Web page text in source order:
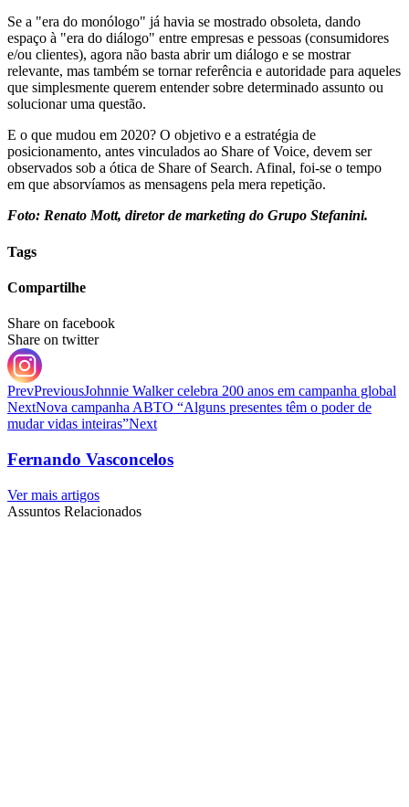
Se a "era do monólogo" já havia se mostrado obsoleta, dando
espaço à "era do diálogo" entre empresas e pessoas (consumidores
e/ou clientes), agora não basta abrir um diálogo e se mostrar
relevante, mas também se tornar referência e autoridade para aqueles
que simplesmente querem entender sobre determinado assunto ou
solucionar uma questão.
E o que mudou em 2020? O objetivo e a estratégia de
posicionamento, antes vinculados ao Share of Voice, devem ser
observados sob a ótica de Share of Search. Afinal, foi-se o tempo
em que absorvíamos as mensagens pela mera repetição.
Foto: Renato Mott, diretor de marketing do Grupo Stefanini.
Tags
Compartilhe
Share on facebook
Share on twitter
PrevPreviousJohnnie Walker celebra 200 anos em campanha global
NextNova campanha ABTO “Alguns presentes têm o poder de
mudar vidas inteiras”Next
Fernando Vasconcelos
Ver mais artigos
Assuntos Relacionados